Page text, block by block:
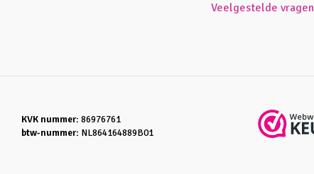
Veelgestelde vragen
KVK nummer: 86976761
btw-nummer: NL864164889B01